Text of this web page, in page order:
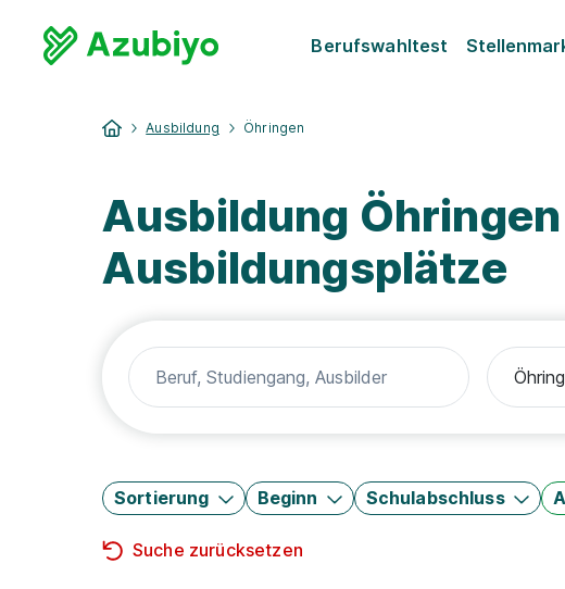
Berufswahltest
Ausbildung Öhringen
Ausbildung
Ausbildungsplätze
Sortierung Beginn Schulabschluss
Suche zurücksetzen